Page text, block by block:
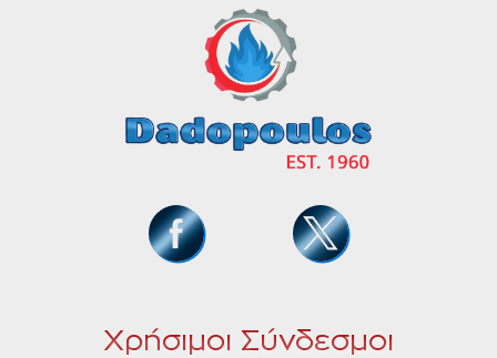
Χρήσιμοι Σύνδεσμοι